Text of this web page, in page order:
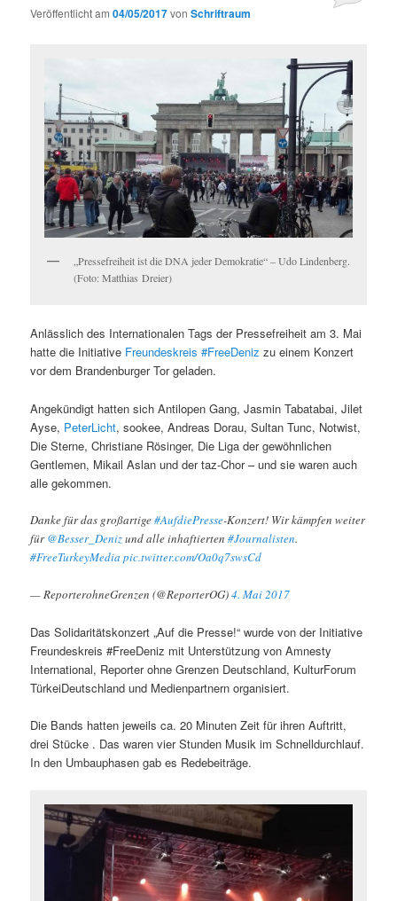
Veröffentlicht am04/05/2017vonSchriftraum
„Pressefreiheit ist die DNA jeder Demokratie“ – Udo Lindenberg.
(Foto: Matthias Dreier)
Anlässlich des Internationalen Tags der Pressefreiheit am 3. Mai
hatte die Initiative Freundeskreis #FreeDeniz zu einem Konzert
vor dem Brandenburger Tor geladen.
Angekündigt hatten sich Antilopen Gang, Jasmin Tabatabai, Jilet
Ayse, PeterLicht, sookee, Andreas Dorau, Sultan Tunc, Notwist,
Die Sterne, Christiane Rösinger, Die Liga der gewöhnlichen
Gentlemen, Mikail Aslan und der taz-Chor – und sie waren auch
alle gekommen.
Danke für das großartige#AufdiePresse-Konzert! Wir kämpfen weiter
für@Besser_Denizund alle inhaftierten#Journalisten.
#FreeTurkeyMedia pic.twitter.com/Oa0q7swsCd
— ReporterohneGrenzen (@ReporterOG)4. Mai 2017
Das Solidaritätskonzert „Auf die Presse!“ wurde von der Initiative
Freundeskreis #FreeDeniz mit Unterstützung von Amnesty
International, Reporter ohne Grenzen Deutschland, KulturForum
TürkeiDeutschland und Medienpartnern organisiert.
Die Bands hatten jeweils ca. 20 Minuten Zeit für ihren Auftritt,
drei Stücke . Das waren vier Stunden Musik im Schnelldurchlauf.
In den Umbauphasen gab es Redebeiträge.